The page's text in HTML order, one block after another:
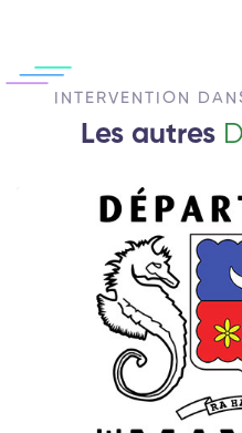
INTERVENTION
Les autres